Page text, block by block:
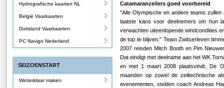
Catamaranzeilers goed voorbereid
"Alle Olympische en andere teams
laatste kans voor deelnemers om hun
verwachten uiteenlopende windcondities
de top te blijven." Team Zwitserleven
2007 reisden Mitch Booth en Pim
Dat eindigt met deelname aan het WK
en met 1 maart 2008 plaatsvindt. De
maanden op zowel de zeiltechnische
evenementen, stelden coach Andreas
Hydrografische kaarten NL
België Vaarkaarten
Duitsland Vaarkaarten
PC Navigo Nederland
SEIZOENSTART
Winterklaar maken